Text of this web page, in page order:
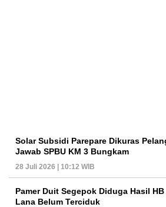
Solar Subsidi Parepare Dikuras
Jawab SPBU KM 3 Bungkam
28 Juli 2026 | 10:12 WIB
Pamer Duit Segepok Diduga Hasil
Lana Belum Terciduk